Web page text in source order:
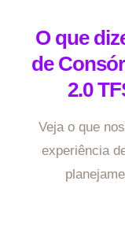
O que
de
2.0
Veja o que
experiência